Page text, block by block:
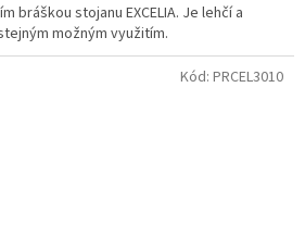
bráškou stojanu EXCELIA. Je lehčí a
možným využitím.
Kód: PRCEL3010